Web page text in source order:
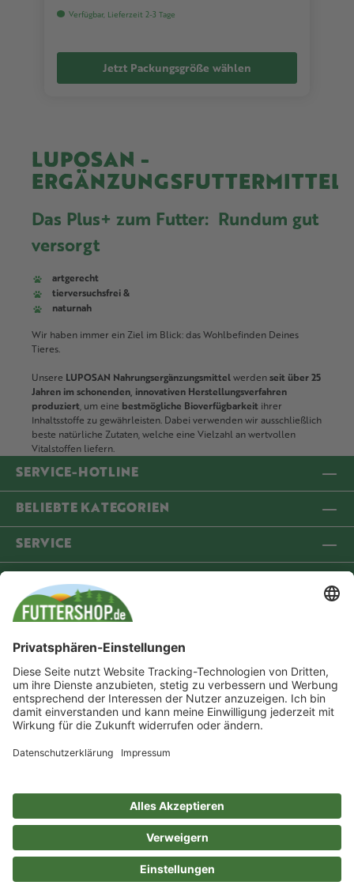
Verfügbar, Lieferzeit 2-3 Tage
Jetzt Packungsgröße wählen
LUPOSAN -
ERGÄNZUNGSFUTTERMITTEL
Das Plus+ zum Futter: Rundum gut
versorgt
artgerecht
tierversuchsfrei &
naturnah
Wir haben immer ein Ziel im Blick: das Wohlbefinden Deines
Tieres.
Unsere LUPOSAN Nahrungsergänzungsmittel werden seit über 25
Jahren im schonenden, innovativen Herstellungsverfahren
produziert , um eine bestmögliche Bioverfügbarkeit ihrer
Inhaltsstoffe zu gewährleisten. Dabei verwenden wir ausschließlich
beste natürliche Zutaten, welche eine Vielzahl an wertvollen
Vitalstoffen liefern.
SERVICE-HOTLINE
BELIEBTE KATEGORIEN
SERVICE
COMMUNITY
VERSANDPARTNER
ZAHLUNGSMETHODEN
entsprechen der unverbindlichen Preisempfehlung (UVP) des Herstellers.
Dein Online-Werksverkauf für: